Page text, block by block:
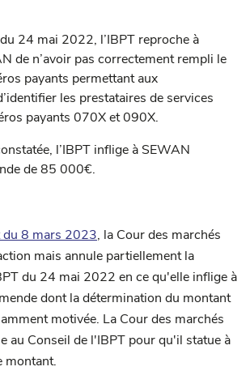
24 mai 2022, l’IBPT reproche à
de n’avoir pas correctement rempli le
payants permettant aux
les prestataires de services
payants 070X et 090X.
l’IBPT inflige à SEWAN
de 85 000€.
du 8 mars 2023, la Cour des marchés
mais annule partiellement la
du 24 mai 2022 en ce qu'elle inflige à
dont la détermination du montant
motivée. La Cour des marchés
au Conseil de l'IBPT pour qu'il statue à
montant.